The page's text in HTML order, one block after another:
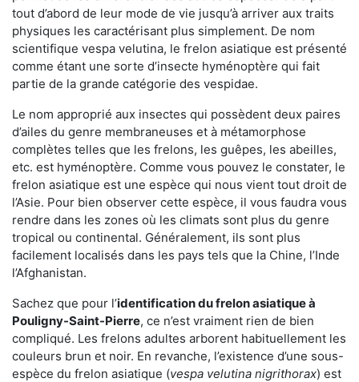
tout d’abord de leur mode de vie jusqu’à arriver aux traits
physiques les caractérisant plus simplement. De nom
scientifique vespa velutina, le frelon asiatique est présenté
comme étant une sorte d’insecte hyménoptère qui fait
partie de la grande catégorie des vespidae.
Le nom approprié aux insectes qui possèdent deux paires
d’ailes du genre membraneuses et à métamorphose
complètes telles que les frelons, les guêpes, les abeilles,
etc. est hyménoptère. Comme vous pouvez le constater, le
frelon asiatique est une espèce qui nous vient tout droit de
l’Asie. Pour bien observer cette espèce, il vous faudra vous
rendre dans les zones où les climats sont plus du genre
tropical ou continental. Généralement, ils sont plus
facilement localisés dans les pays tels que la Chine, l’Inde
l’Afghanistan.
Sachez que pour l’identification du frelon asiatiqueà
Pouligny-Saint-Pierre, ce n’est vraiment rien de bien
compliqué. Les frelons adultes arborent habituellement les
couleurs brun et noir. En revanche, l’existence d’une sous-
espèce du frelon asiatique (vespa velutina nigrithorax) est